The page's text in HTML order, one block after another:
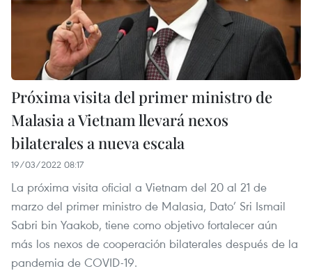
Próxima visita del primer ministro de
Malasia a Vietnam llevará nexos
bilaterales a nueva escala
19/03/2022 08:17
La próxima visita oficial a Vietnam del 20 al 21 de
marzo del primer ministro de Malasia, Dato’ Sri Ismail
Sabri bin Yaakob, tiene como objetivo fortalecer aún
más los nexos de cooperación bilaterales después de la
pandemia de COVID-19.